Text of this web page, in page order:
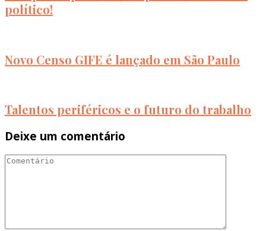
político!
Novo Censo GIFE é lançado em São Paulo
Talentos periféricos e o futuro do trabalho
Deixe um comentário